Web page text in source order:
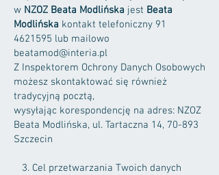
w NZOZ Beata Modlińska jest Beata
Modlińska kontakt telefoniczny 91
4621595 lub mailowo
beatamod@interia.pl
Z Inspektorem Ochrony Danych Osobowych
możesz skontaktować się również
tradycyjną pocztą,
wysyłając korespondencję na adres: NZOZ
Beata Modlińska, ul. Tartaczna 14, 70-893
Szczecin
3. Cel przetwarzania Twoich danych